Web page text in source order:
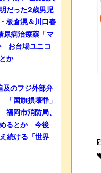
だった2歳男児
板倉滉＆川口春
病治療薬「マ
お台場ユニコ
か
のフジ外部弁
国旗損壊罪」
岡市消防局、
るとか 今後
続ける「世界